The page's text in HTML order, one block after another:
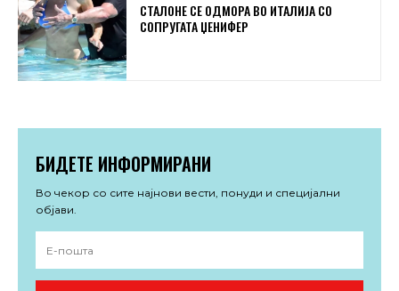
СТАЛОНЕ СЕ ОДМОРА ВО ИТАЛИЈА СО
СОПРУГАТА ЏЕНИФЕР
БИДЕТЕ ИНФОРМИРАНИ
Во чекор со сите најнови вести, понуди и специјални
објави.